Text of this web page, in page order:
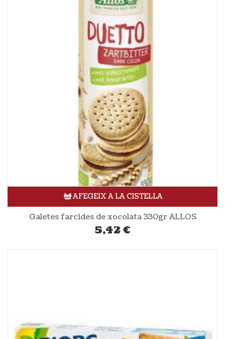
AFEGEIX A LA CISTELLA
Galetes farcides de xocolata 330gr ALLOS
5,42€